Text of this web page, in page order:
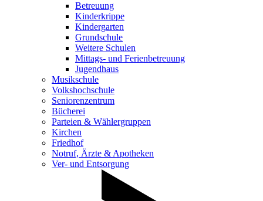
Betreuung
Kinderkrippe
Kindergarten
Grundschule
Weitere Schulen
Mittags- und Ferienbetreuung
Jugendhaus
Musikschule
Volkshochschule
Seniorenzentrum
Bücherei
Parteien & Wählergruppen
Kirchen
Friedhof
Notruf, Ärzte & Apotheken
Ver- und Entsorgung